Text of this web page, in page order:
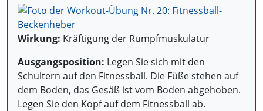
Wirkung: Kräftigung der Rumpfmuskulatur
Ausgangsposition: Legen Sie sich mit den
Schultern auf den Fitnessball. Die Füße stehen auf
dem Boden, das Gesäß ist vom Boden abgehoben.
Legen Sie den Kopf auf dem Fitnessball ab.